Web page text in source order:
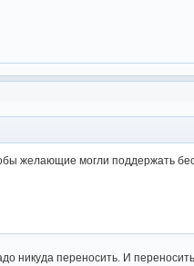
желающие могли поддержать
никуда переносить. И